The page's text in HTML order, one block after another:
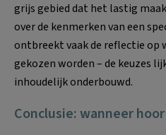
grijs gebied dat het lastig
over de kenmerken van een
ontbreekt vaak de reflectie op
gekozen worden – de keuzes
inhoudelijk onderbouwd.
Conclusie: wanneer